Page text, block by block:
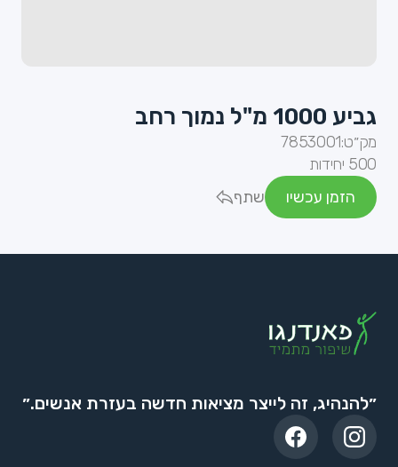
גביע 1000 מ"ל נמוך רחב
מק״ט:7853001
500 יחידות
הזמן עכשיו
שתף
״להנהיג, זה לייצר מציאות חדשה בעזרת אנשים.״